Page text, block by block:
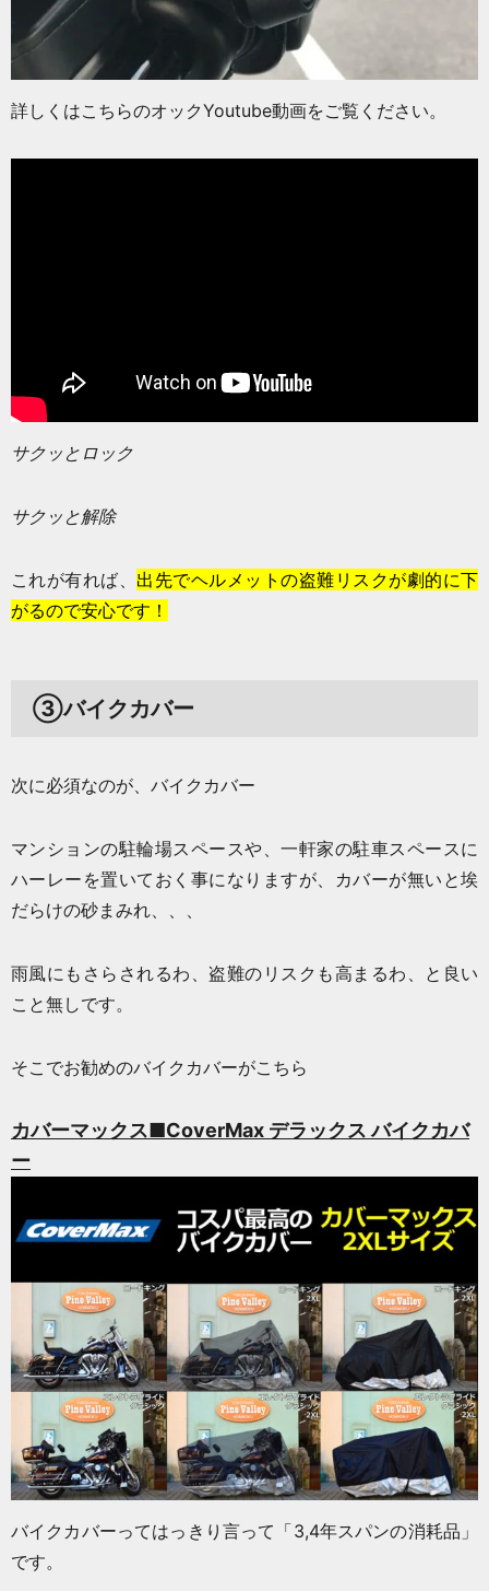
詳しくはこちらのオックYoutube動画をご覧ください。
サクッとロック
サクッと解除
これが有れば、 出先でヘルメットの盗難リスクが劇的に下
がるので安心です！
③バイクカバー
次に必須なのが、バイクカバー
マンションの駐輪場スペースや、一軒家の駐車スペースに
ハーレーを置いておく事になりますが、カバーが無いと埃
だらけの砂まみれ、、、
雨風にもさらされるわ、盗難のリスクも高まるわ、と良い
こと無しです。
そこでお勧めのバイクカバーがこちら
カバーマックス■CoverMax デラックス バイクカバ
ー
バイクカバーってはっきり言って「3,4年スパンの消耗品」
です。